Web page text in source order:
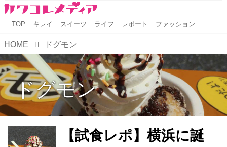
TOP キレイ スイーツ ライフ レポート ファッション
HOME ドグモン
ドグモン
【試食レポ】横浜に誕